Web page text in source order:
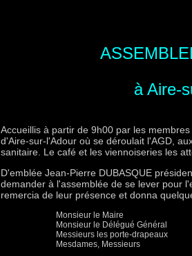
à Aire-
Accueillis à partir de 9h00 par les
d'Aire-sur-l'Adour où se déroulait l'AGD,
sanitaire. Le café et les viennoiseries les
D'emblée Jean-Pierre DUBASQUE
demander à l'assemblée de se lever pour
remercia de leur présence et donna
Monsieur le Maire
Monsieur le Délégué Général
Messieurs les porte-drapeaux
Mesdames, Messieurs